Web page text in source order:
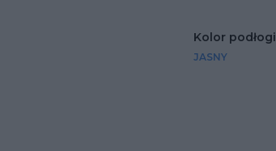
Kolor podłogi
JASNY